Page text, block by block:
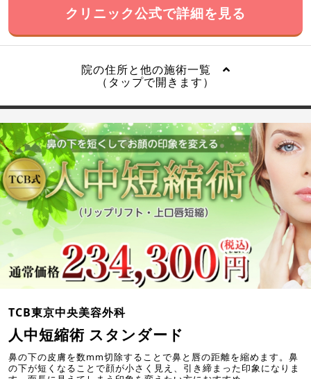
クリニック公式で詳細を見る
院の住所と他の施術一覧
（タップで開きます）
TCB東京中央美容外科
人中短縮術 スタンダード
鼻の下の皮膚を数mm切除することで鼻と唇の距離を縮めます。鼻
の下が短くなることで顔が小さく見え、引き締まった印象になりま